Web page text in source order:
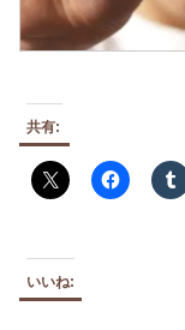
共有:
いいね: